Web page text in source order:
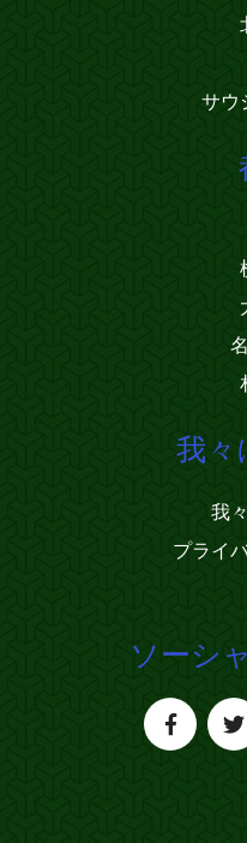
サウ
我々
我
プライ
ソーシ